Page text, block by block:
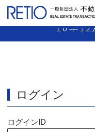
【10-52】 売主
10年12
ログイン
ログインID